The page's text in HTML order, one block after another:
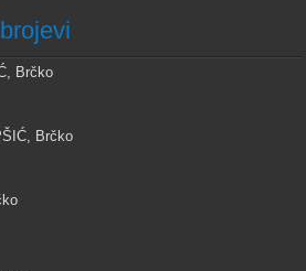
Brčko
Brčko